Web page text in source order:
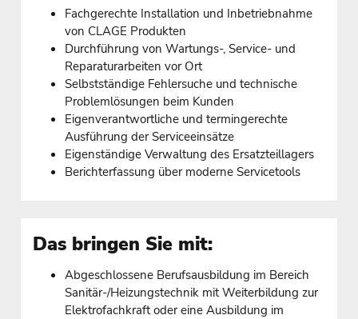
Fachgerechte Installation und Inbetriebnahme
von CLAGE Produkten
Durchführung von Wartungs-, Service- und
Reparaturarbeiten vor Ort
Selbstständige Fehlersuche und technische
Problemlösungen beim Kunden
Eigenverantwortliche und termingerechte
Ausführung der Serviceeinsätze
Eigenständige Verwaltung des Ersatzteillagers
Berichterfassung über moderne Servicetools
Das bringen Sie mit:
Abgeschlossene Berufsausbildung im Bereich
Sanitär-/Heizungstechnik mit Weiterbildung zur
Elektrofachkraft oder eine Ausbildung im